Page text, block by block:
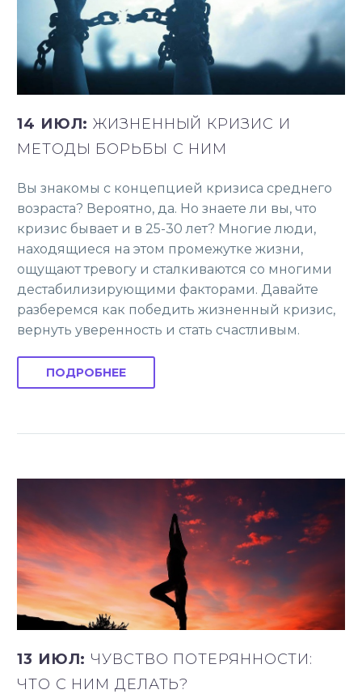
14 ИЮЛ:ЖИЗНЕННЫЙ КРИЗИС И
МЕТОДЫ БОРЬБЫ С НИМ
Вы знакомы с концепцией кризиса среднего
возраста? Вероятно, да. Но знаете ли вы, что
кризис бывает и в 25-30 лет? Многие люди,
находящиеся на этом промежутке жизни,
ощущают тревогу и сталкиваются со многими
дестабилизирующими факторами. Давайте
разберемся как победить жизненный кризис,
вернуть уверенность и стать счастливым.
ПОДРОБНЕЕ
13 ИЮЛ: ЧУВСТВО ПОТЕРЯННОСТИ:
ЧТО С НИМ ДЕЛАТЬ?